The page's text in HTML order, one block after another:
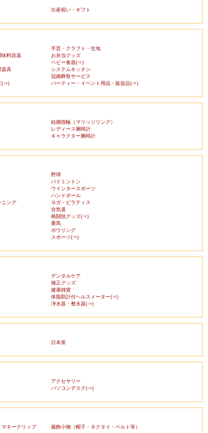
出産祝い・ギフト
手芸・クラフト・生地
味料容器
お弁当グッズ
ベビー食器(⇒)
器具
システムキッチン
冠婚葬祭サービス
(⇒)
パーティー・イベント用品・販促品(⇒)
結婚指輪（マリッジリング）
レディース腕時計
キャラクター腕時計
野球
バドミントン
ウインタースポーツ
ハンドボール
ニング
ヨガ・ピラティス
合気道
格闘技グッズ(⇒)
乗馬
ボウリング
スポーツ(⇒)
デンタルケア
矯正グッズ
健康雑貨
体脂肪計付ヘルスメーター(⇒)
浄水器・整水器(⇒)
日本茶
アクセサリー
パソコンデスク(⇒)
マネークリップ
服飾小物（帽子・ネクタイ・ベルト等）